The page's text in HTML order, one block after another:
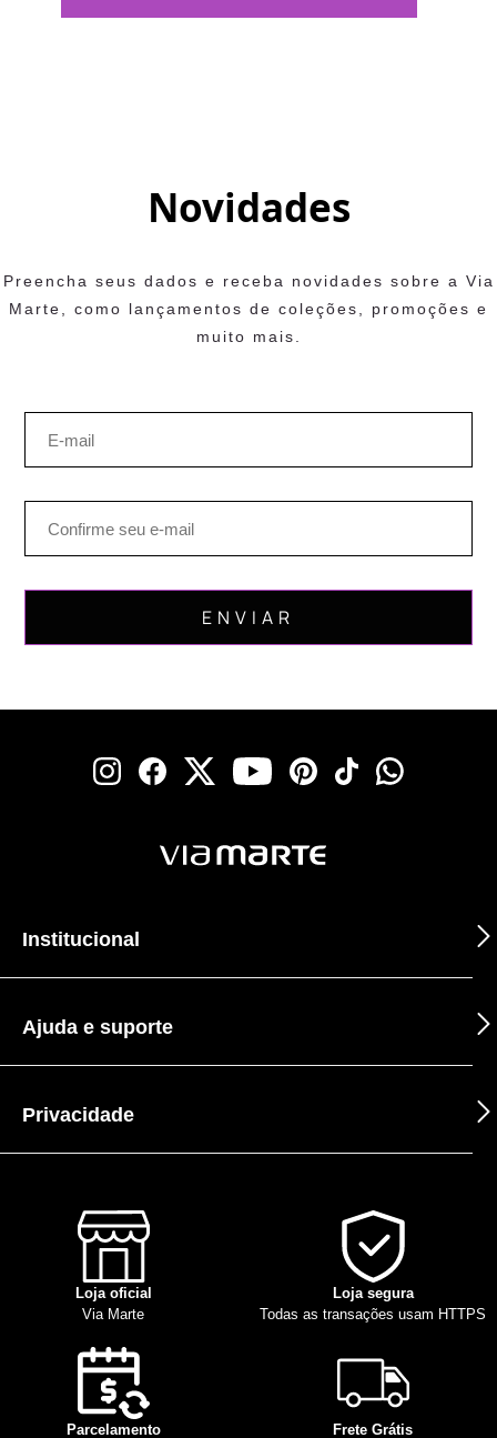
Novidades
Preencha seus dados e receba novidades sobre a Via
Marte, como lançamentos de coleções, promoções e
muito mais.
Institucional
Ajuda e suporte
Privacidade
Loja oficial
Via Marte
Loja segura
Todas as transações usam HTTPS
Parcelamento Frete Grátis